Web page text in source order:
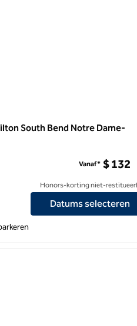
South Bend Notre Dame-
Suites by Hilton South Bend
Vanaf* $ 132
Honors-korting niet-
Datums selecteren